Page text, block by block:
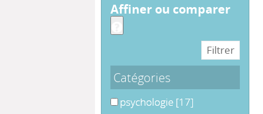
affiner ou comparer
Catégories
psychologie
psychologie [17]